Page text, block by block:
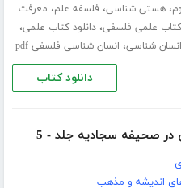
،هستی شناسی، فلسفه علم، معرفت
کتاب علمی فلسفی،دانلود کتاب علمی،
انسان شناسی، انسان شناسی فلسفی pdf
دانلود کتاب
در صحیفه سجادیه جلد - 5
اندیشه و مذهب